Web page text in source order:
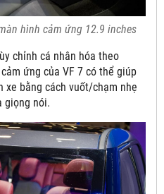
hình cảm ứng 12.9 inches
chỉnh cá nhân hóa theo
ứng của VF 7 có thể giúp
xe bằng cách vuốt/chạm nhẹ
giọng nói.